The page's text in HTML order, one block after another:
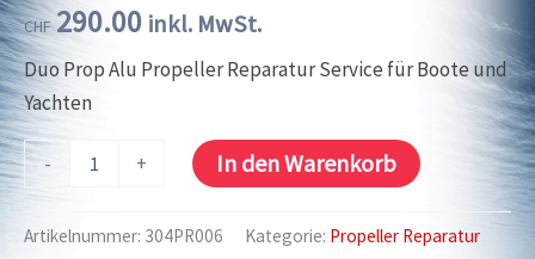
CHF 290.00 inkl. MwSt.
Duo Prop Alu Propeller Reparatur Service für Boote und
Yachten
-
Propeller
Reparatur
Alu
+ In den Warenkorb
Artikelnummer: 304PR006 Kategorie: Propeller Reparatur